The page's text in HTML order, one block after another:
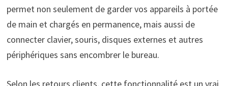
permet non seulement de garder vos appareils à portée
de main et chargés en permanence, mais aussi de
connecter clavier, souris, disques externes et autres
périphériques sans encombrer le bureau.
Selon les retours clients, cette fonctionnalité est un vrai